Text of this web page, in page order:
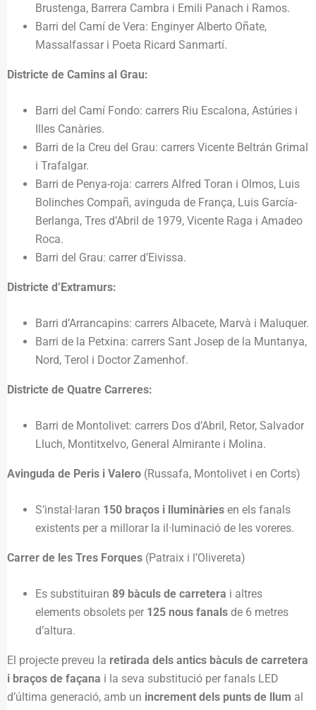
Brustenga, Barrera Cambra i Emili Panach i Ramos.
Barri del Camí de Vera: Enginyer Alberto Oñate,
Massalfassar i Poeta Ricard Sanmartí.
Districte de Camins al Grau:
Barri del Camí Fondo: carrers Riu Escalona, Astúries i
Illes Canàries.
Barri de la Creu del Grau: carrers Vicente Beltrán Grimal
i Trafalgar.
Barri de Penya-roja: carrers Alfred Toran i Olmos, Luis
Bolinches Compañ, avinguda de França, Luis García-
Berlanga, Tres d’Abril de 1979, Vicente Raga i Amadeo
Roca.
Barri del Grau: carrer d’Eivissa.
Districte d’Extramurs:
Barri d’Arrancapins: carrers Albacete, Marvà i Maluquer.
Barri de la Petxina: carrers Sant Josep de la Muntanya,
Nord, Terol i Doctor Zamenhof.
Districte de Quatre Carreres:
Barri de Montolivet: carrers Dos d’Abril, Retor, Salvador
Lluch, Montitxelvo, General Almirante i Molina.
Avinguda de Peris i Valero (Russafa, Montolivet i en Corts)
S’instal·laran 150 braços i lluminàries en els fanals
existents per a millorar la il·luminació de les voreres.
Carrer de les Tres Forques (Patraix i l’Olivereta)
Es substituiran 89 bàculs de carretera i altres
elements obsolets per 125 nous fanals de 6 metres
d’altura.
El projecte preveu la retirada dels antics bàculs de carretera
i braços de façana i la seva substitució per fanals LED
d’última generació, amb un increment dels punts de llum al